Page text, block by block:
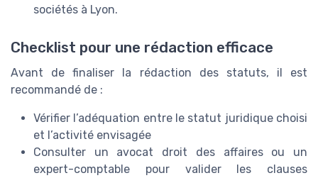
sociétés à Lyon.
Checklist pour une rédaction efficace
Avant de finaliser la rédaction des statuts, il est
recommandé de :
Vérifier l’adéquation entre le statut juridique choisi
et l’activité envisagée
Consulter un avocat droit des affaires ou un
expert-comptable pour valider les clauses